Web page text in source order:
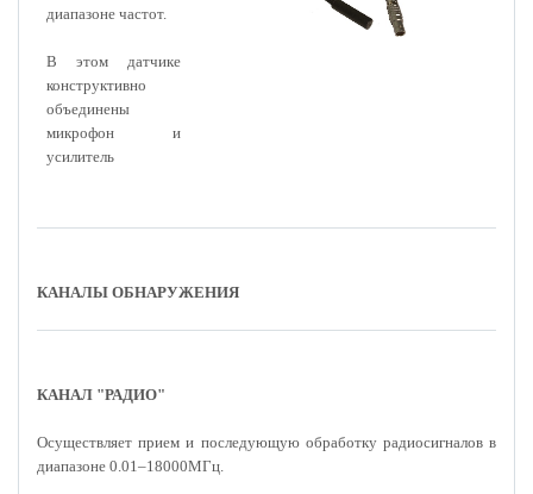
диапазоне частот.
В этом датчике
конструктивно
объединены
микрофон и
усилитель
КАНАЛЫ ОБНАРУЖЕНИЯ
КАНАЛ "РАДИО"
Осуществляет прием и последующую обработку радиосигналов в
диапазоне 0.01–18000МГц.